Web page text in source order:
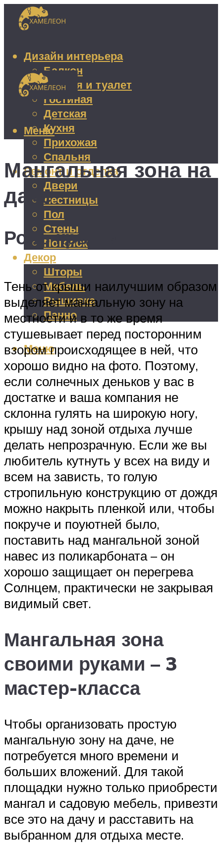
Дизайн интерьера
Балкон
Ванная и туалет
Гостиная
Детская
Кухня
Прихожая
Спальня
Ремонт и отделка
Двери
Лестницы
Пол
Стены
Потолок
Декор
Шторы
Мебель
Вышивка
Панно
Меню
Меню
Мангальная зона на
даче
Роль крыши
Тень от крыши наилучшим образом
выделяет мангальную зону на
местности и в то же время
стушевывает перед посторонним
взором происходящее в ней, что
хорошо видно на фото. Поэтому,
если солнечных деньков у вас в
достатке и ваша компания не
склонна гулять на широкую ногу,
крышу над зоной отдыха лучше
делать непрозрачную. Если же вы
любитель кутнуть у всех на виду и
всем на зависть, то голую
стропильную конструкцию от дождя
можно накрыть пленкой или, чтобы
покруче и поуютней было,
поставить над мангальной зоной
навес из поликарбоната – он
хорошо защищает он перегрева
Солнцем, практически не закрывая
видимый свет.
Мангальная зона
своими руками – 3
мастер-класса
Чтобы организовать простую
мангальную зону на даче, не
потребуется много времени и
больших вложений. Для такой
площадки нужно только приобрести
мангал и садовую мебель, привезти
все это на дачу и расставить на
выбранном для отдыха месте.